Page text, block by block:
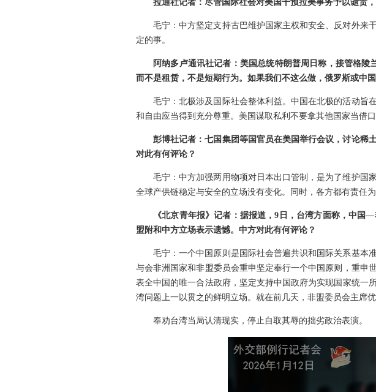
拉通社记者：尽管国际社会对美国干预拉美事务予以谴责
毛宁：中方坚定支持古巴维护国家主权和安全、反对外来
定的事。
阿纳多卢通讯社记者：美国总统特朗普周日称，接管格
而不是租赁，不是短期行为。如果我们不这么做，俄罗斯或中
毛宁：北极涉及国际社会整体利益。中国在北极的活动旨
和自由应当得到充分尊重。美国谋取私利不要拿其他国家当借口
彭博社记者：七国集团等国官员在美国举行会议，讨论稀
对此有何评论？
毛宁：中方加强两用物项对日本出口管制，是为了维护国
全球产供链稳定与安全的立场没有变化。同时，各方都有责任为
《北京青年报》记者：据报道，9日，台湾方面称，中
盟附和中方立场表示遗憾。中方对此有何评论？
毛宁：一个中国原则是国际社会普遍共识和国际关系基本
与会非洲国家和非盟委员会重申坚定奉行一个中国原则，重申
表全中国的唯一合法政府，坚定支持中国政府为实现国家统
湾问题上一以贯之的鲜明立场。就在前几天，非盟委员会主席
奉劝台湾当局认清现实，停止自取其辱的拙劣政治表演。